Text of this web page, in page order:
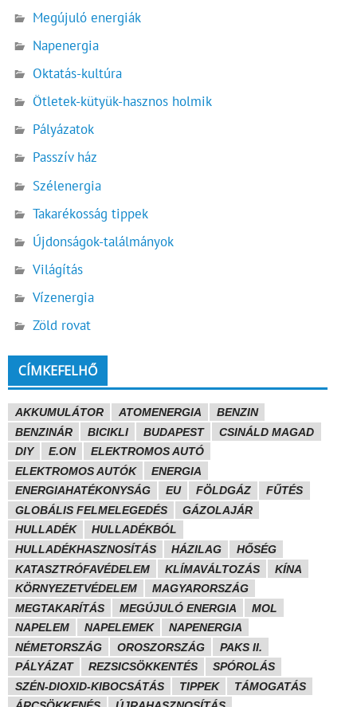
Megújuló energiák
Napenergia
Oktatás-kultúra
Ötletek-kütyük-hasznos holmik
Pályázatok
Passzív ház
Szélenergia
Takarékosság tippek
Újdonságok-találmányok
Világítás
Vízenergia
Zöld rovat
CÍMKEFELHŐ
AKKUMULÁTOR ATOMENERGIA
BENZIN
BENZINÁR
BICIKLI BUDAPEST
CSINÁLD MAGAD
DIY
E.ON
ELEKTROMOS AUTÓ
ELEKTROMOS AUTÓK
ENERGIA
ENERGIAHATÉKONYSÁG
EU FÖLDGÁZ
FŰTÉS
GLOBÁLIS FELMELEGEDÉS
GÁZOLAJÁR
HULLADÉK
HULLADÉKBÓL
HULLADÉKHASZNOSÍTÁS
HÁZILAG
HŐSÉG
KATASZTRÓFAVÉDELEM
KLÍMAVÁLTOZÁS
KÍNA
KÖRNYEZETVÉDELEM
MAGYARORSZÁG
MEGTAKARÍTÁS
MEGÚJULÓ ENERGIA
MOL
NAPELEM
NAPELEMEK
NAPENERGIA
NÉMETORSZÁG
OROSZORSZÁG
PAKS II.
PÁLYÁZAT
REZSICSÖKKENTÉS
SPÓROLÁS
SZÉN-DIOXID-KIBOCSÁTÁS
TIPPEK
TÁMOGATÁS